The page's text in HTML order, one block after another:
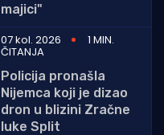
majici"
07 kol. 2026
1 MIN.
ČITANJA
Policija pronašla
Nijemca koji je dizao
dron u blizini Zračne
luke Split